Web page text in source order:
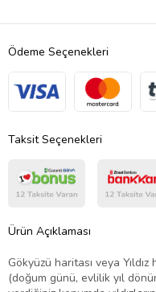
Ödeme Seçenekleri
Taksit Seçenekleri
Ürün Açıklaması
Gökyüzü haritası veya
(doğum günü, evlilik yıl